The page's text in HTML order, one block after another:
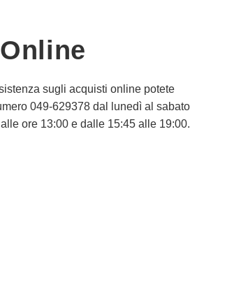
sugli acquisti online potete
049-629378 dal lunedì al sabato
ore 13:00 e dalle 15:45 alle 19:00.